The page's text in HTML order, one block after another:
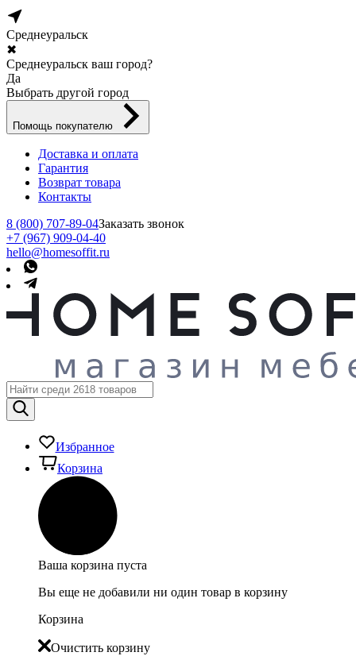
Среднеуральск
✖
Среднеуральск ваш город?
Да
Выбрать другой город
Помощь покупателю
Доставка и оплата
Гарантия
Возврат товара
Контакты
8 (800) 707-89-04Заказать звонок
+7 (967) 909-04-40
hello@homesoffit.ru
Избранное
Корзина
Ваша корзина пуста
Вы еще не добавили ни один товар в корзину
Корзина
Очистить корзину